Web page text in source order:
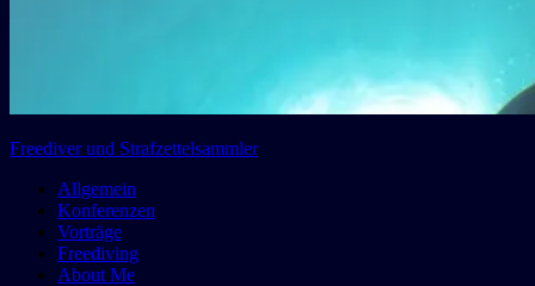
Freediver und Strafzettelsammler
Allgemein
Konferenzen
Vorträge
Freediving
About Me